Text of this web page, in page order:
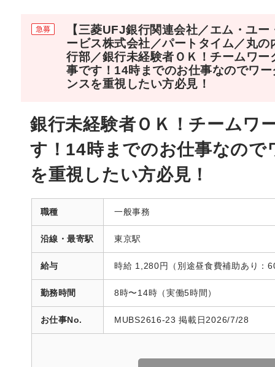
【三菱UFJ銀行関連会社／エム・ユー
ービス株式会社／パートタイム／丸の
行部／銀行未経験者ＯＫ！チームワー
事です！14時までのお仕事なのでワ
ンスを重視したい方必見！
銀行未経験者ＯＫ！チームワ
す！14時までのお仕事なの
を重視したい方必見！
職種 一般事務
沿線・最寄駅 東京駅
給与 時給 1,280円（別途昼食費補助あり：
勤務時間 8時〜14時（実働5時間）
お仕事No. MUBS2616-23 掲載日2026/7/28